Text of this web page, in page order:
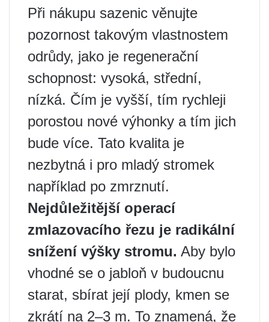
Při nákupu sazenic věnujte
pozornost takovým vlastnostem
odrůdy, jako je regenerační
schopnost: vysoká, střední,
nízká. Čím je vyšší, tím rychleji
porostou nové výhonky a tím jich
bude více. Tato kvalita je
nezbytná i pro mladý stromek
například po zmrznutí.
Nejdůležitější operací
zmlazovacího řezu je radikální
snížení výšky stromu. Aby bylo
vhodné se o jabloň v budoucnu
starat, sbírat její plody, kmen se
zkrátí na 2–3 m. To znamená, že